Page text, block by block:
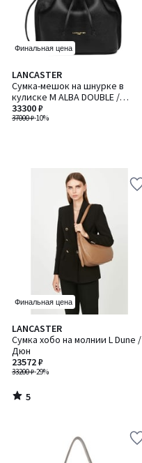
Финальная цена
LANCASTER
Сумка-мешок на шнурке в
кулиске M ALBA DOUBLE /
АЛЬБА ДАБЛ
37000 ₽-10%
33300 ₽
Финальная цена
LANCASTER
Сумка хобо на молнии L Dune /
Дюн
33200 ₽-29%
23572 ₽
5
/
5
5
/